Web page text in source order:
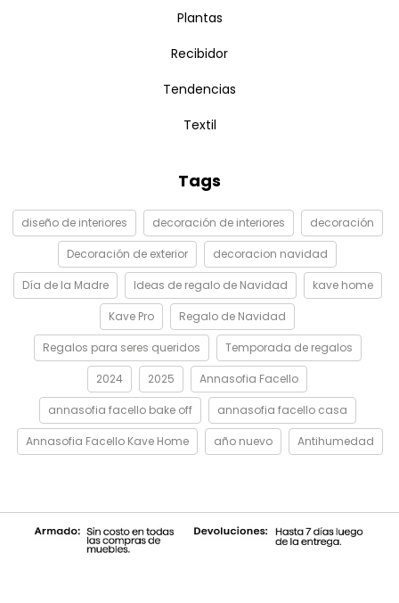
Plantas
Recibidor
Tendencias
Textil
Tags
diseño de interiores decoración de interiores decoración
Decoración de exterior decoracion navidad
Día de la Madre Ideas de regalo de Navidad kave home
Kave Pro Regalo de Navidad
Regalos para seres queridos Temporada de regalos
2024 2025 Annasofia Facello
annasofia facello bake off annasofia facello casa
Annasofia Facello Kave Home año nuevo Antihumedad